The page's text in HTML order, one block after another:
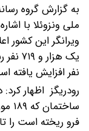
به گزارش گروه
ملی ونزوئلا با
ویرانگر این کشور
نفر افزایش یافته
فرو ریخته است را